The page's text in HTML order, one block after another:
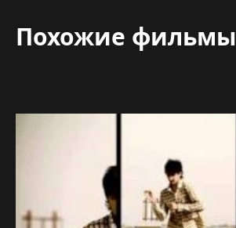
Похожие фильмы